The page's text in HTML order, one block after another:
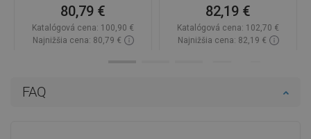
FAQ
80,79 €
Katalógová cena: 100,90 €
Najnižšia cena: 80,79 €
82,19 €
Katalógová cena: 102,70 €
Najnižšia cena: 82,19 €